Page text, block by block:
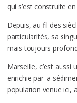
qui s’est construite
Depuis, au fil des
particularités, sa
mais toujours
Marseille, c’est aussi
enrichie par la
population venue ici,